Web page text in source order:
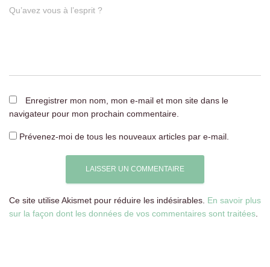
Qu’avez vous à l’esprit ?
Enregistrer mon nom, mon e-mail et mon site dans le
navigateur pour mon prochain commentaire.
Prévenez-moi de tous les nouveaux articles par e-mail.
Ce site utilise Akismet pour réduire les indésirables. En savoir plus
sur la façon dont les données de vos commentaires sont traitées